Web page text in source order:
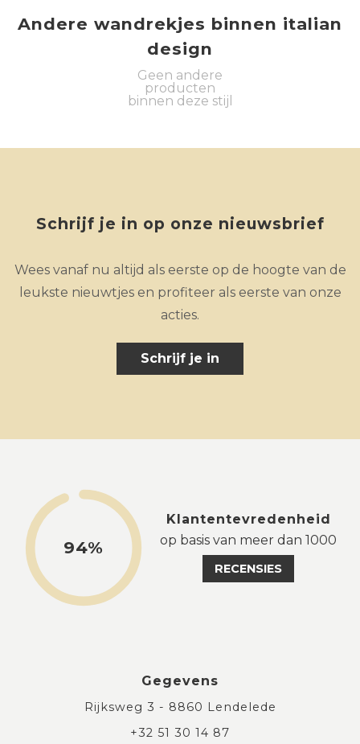
Andere wandrekjes binnen italian
design
Geen andere
producten
binnen deze stijl
Schrijf je in op onze nieuwsbrief
Wees vanaf nu altijd als eerste op de hoogte van de
leukste nieuwtjes en profiteer als eerste van onze
acties.
Schrijf je in
94%
Klantentevredenheid
op basis van meer dan 1000
RECENSIES
Gegevens
Rijksweg 3 - 8860 Lendelede
+32 51 30 14 87